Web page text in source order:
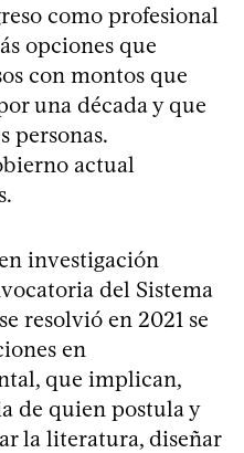
como profesional
opciones que
con montos que
una década y que
personas.
actual
investigación
del Sistema
resolvió en 2021 se
en
que implican,
de quien postula y
la literatura, diseñar